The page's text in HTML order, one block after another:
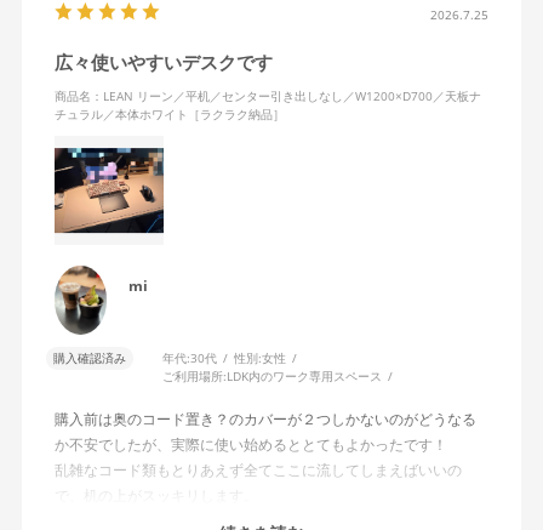
2026.7.25
広々使いやすいデスクです
商品名：LEAN リーン／平机／センター引き出しなし／W1200×D700／天板ナ
チュラル／本体ホワイト［ラクラク納品］
mi
購入確認済み 年代:30代 性別:女性
ご利用場所:LDK内のワーク専用スペース
購入前は奥のコード置き？のカバーが２つしかないのがどうなる
か不安でしたが、実際に使い始めるととてもよかったです！
乱雑なコード類もとりあえず全てここに流してしまえばいいの
で、机の上がスッキリします。